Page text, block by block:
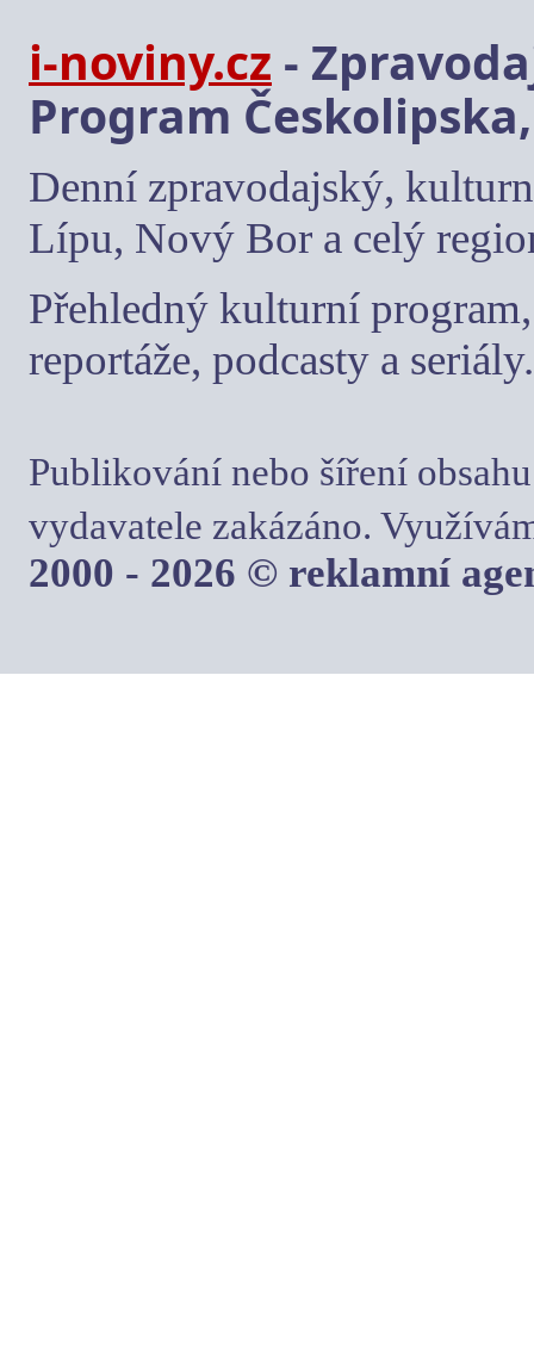
i-noviny.cz -
Program
Denní zpravodajský,
Lípu, Nový Bor a celý
Přehledný kulturní
reportáže, podcasty a seriály.
Publikování nebo šíření
vydavatele zakázáno.
2000 - 2026 © reklamní